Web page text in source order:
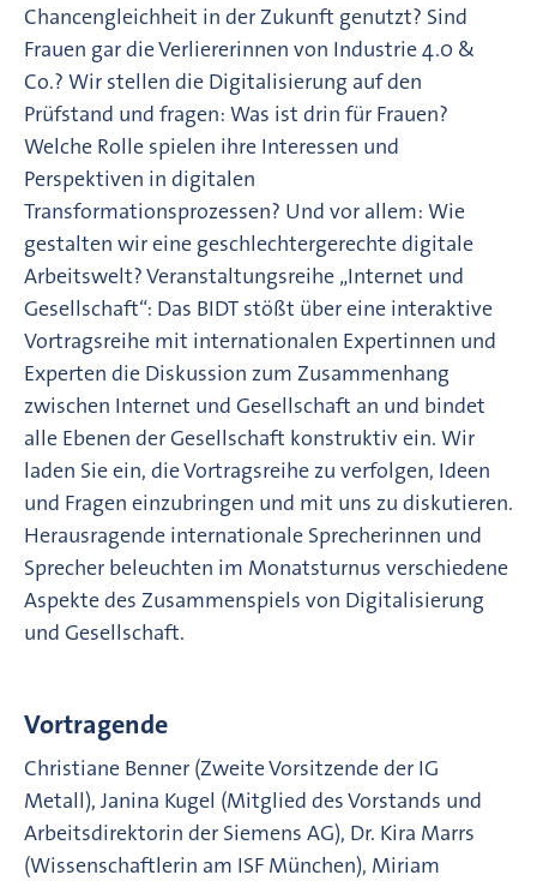
Chancengleichheit in der Zukunft genutzt? Sind
Frauen gar die Verliererinnen von Industrie 4.0 &
Co.? Wir stellen die Digitalisierung auf den
Prüfstand und fragen: Was ist drin für Frauen?
Welche Rolle spielen ihre Interessen und
Perspektiven in digitalen
Transformationsprozessen? Und vor allem: Wie
gestalten wir eine geschlechtergerechte digitale
Arbeitswelt? Veranstaltungsreihe „Internet und
Gesellschaft“: Das BIDT stößt über eine interaktive
Vortragsreihe mit internationalen Expertinnen und
Experten die Diskussion zum Zusammenhang
zwischen Internet und Gesellschaft an und bindet
alle Ebenen der Gesellschaft konstruktiv ein. Wir
laden Sie ein, die Vortragsreihe zu verfolgen, Ideen
und Fragen einzubringen und mit uns zu diskutieren.
Herausragende internationale Sprecherinnen und
Sprecher beleuchten im Monatsturnus verschiedene
Aspekte des Zusammenspiels von Digitalisierung
und Gesellschaft.
Vortragende
Christiane Benner (Zweite Vorsitzende der IG
Metall), Janina Kugel (Mitglied des Vorstands und
Arbeitsdirektorin der Siemens AG), Dr. Kira Marrs
(Wissenschaftlerin am ISF München), Miriam